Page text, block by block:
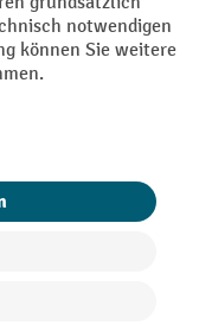
Privacy Settings
Versandkosten und ggf.
Rabatt gilt nicht auf
Der Gutschein ist 10
von 250,- € online
je nach
Stapeln und